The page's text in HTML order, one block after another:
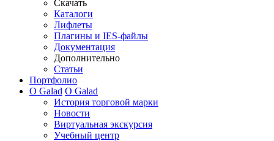
Скачать
Каталоги
Лифлеты
Плагины и IES-файлы
Документация
Дополнительно
Статьи
Портфолио
О Galad О Galad
История торговой марки
Новости
Виртуальная экскурсия
Учебный центр